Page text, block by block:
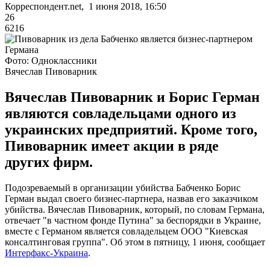
Корреспондент.net, 1 июня 2018, 16:50
26
6216
Фото: Одноклассники
Вячеслав Пивоварник
Вячеслав Пивоварник и Борис Герман
являются совладельцами одного из
украинских предприятий. Кроме того,
Пивоварник имеет акции в ряде
других фирм.
Подозреваемый в организации убийства Бабченко Борис
Герман выдал своего бизнес-партнера, назвав его заказчиком
убийства. Вячеслав Пивоварник, который, по словам Германа,
отвечает "в частном фонде Путина" за беспорядки в Украине,
вместе с Германом является совладельцем ООО "Киевская
консалтинговая группа". Об этом в пятницу, 1 июня, сообщает
Интерфакс-Украина.